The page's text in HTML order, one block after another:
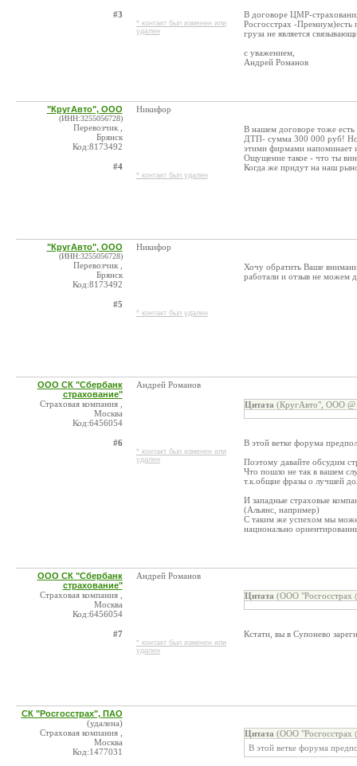
#3
* контакт был изменен или
удален
В договоре ЦМР-
Росгосстрах -Премиум)есть
груза не является
с уважением,
Андрей Романов
"КругАвто", ООО
(ИНН:3255056728)
Перевозчик ,
Брянск
Код:8173492
#4
Никифор
* контакт был удален
В нашем договоре тоже есть
ДТП- сумма 300 000 руб! Но
этими фирмами напоминает
Ощущение такое - что ты
Когда же придут на наш
"КругАвто", ООО
(ИНН:3255056728)
Перевозчик ,
Брянск
Код:8173492
#5
Никифор
* контакт был удален
Хочу обратить Ваше
работали и отзыв не можем
ООО СК "Сбербанк
страхование"
Страховая компания ,
Москва
Код:6456054
#6
Андрей Романов
* контакт был изменен или
удален
Цитата (КругАвто", ООО @
В этой ветке форума
Поэтому давайте обсудим
Что пошло не так в вашем
т.к.общие фразы о лучшей
И западные страховые
(Альянс, например)
С таким же успехом мы
национально
ООО СК "Сбербанк
страхование"
Страховая компания ,
Москва
Код:6456054
#7
Андрей Романов
* контакт был изменен или
удален
Цитата (ООО "Росгосстрах
Кстати, вы в Супонево
СК "Росгосстрах", ПАО
(удалена)
Страховая компания ,
Москва
Код:1477031
Цитата (ООО "Росгосстрах
В этой ветке форума